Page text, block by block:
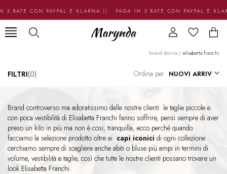
3 RATE CON PAYPAL E KLARNA || PAGA IN 3 RATE CON PAYPAL E
brand donna / elisabetta franchi
FILTRI(0) Ordina per
Brand controverso ma adoratissimo dalle nostre clienti: le taglie piccole e
con poca vestibilità di Elisabetta Franchi fanno soffrire, pensi sempre di aver
preso un kilo in più ma non è cosi, tranquilla, ecco perché quando
facciamo la selezione prodotto oltre ai capi iconici di ogni collezione
cerchiamo sempre di scegliere anche abiti o bluse più ampi in termini di
volume, vestibilità e taglie, così che tutte le nostre clienti possano trovare un
look Elisabetta Franchi.